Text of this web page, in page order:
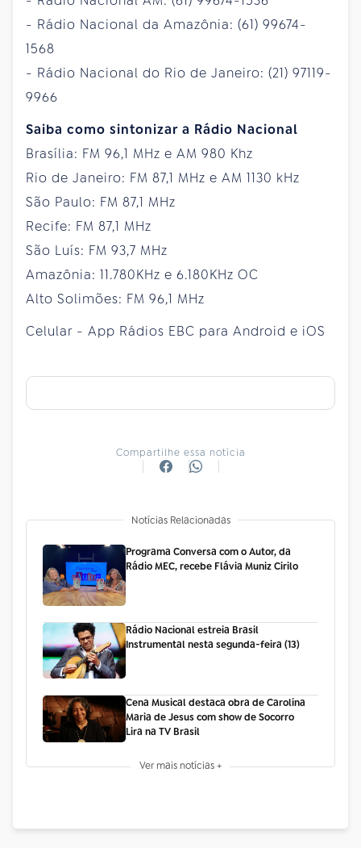
- Rádio Nacional da Amazônia: (61) 99674-
1568
- Rádio Nacional do Rio de Janeiro: (21) 97119-
9966
Saiba como sintonizar a Rádio Nacional
Brasília: FM 96,1 MHz e AM 980 Khz
Rio de Janeiro: FM 87,1 MHz e AM 1130 kHz
São Paulo: FM 87,1 MHz
Recife: FM 87,1 MHz
São Luís: FM 93,7 MHz
Amazônia: 11.780KHz e 6.180KHz OC
Alto Solimões: FM 96,1 MHz
Celular - App Rádios EBC para Android e iOS
Compartilhe essa notícia
Notícias Relacionadas
Programa Conversa com o Autor, da
Rádio MEC, recebe Flávia Muniz Cirilo
Rádio Nacional estreia Brasil
Instrumental nesta segunda-feira (13)
Cena Musical destaca obra de Carolina
Maria de Jesus com show de Socorro
Lira na TV Brasil
Ver mais notícias +